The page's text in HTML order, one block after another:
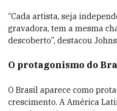
“Cada artista, seja
gravadora, tem a mesma
descoberto”, destacou
O protagonismo do
O Brasil aparece como
crescimento. A América